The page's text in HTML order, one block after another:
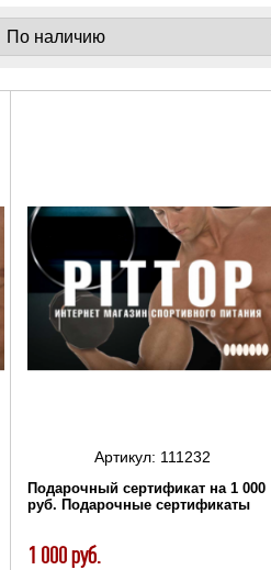
Артикул: 111232
Подарочный сертификат на 1 000
руб. Подарочные сертификаты
1 000 руб.